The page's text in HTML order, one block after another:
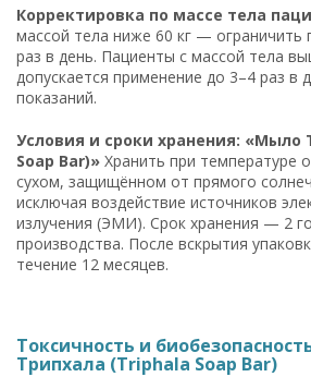
Корректировка по массе тела
массой тела ниже 60 кг — ограничить
раз в день. Пациенты с массой тела
допускается применение до 3–4 раз в
показаний.
Условия и сроки хранения: «Мыло
Soap Bar)» Хранить при температуре
сухом, защищённом от прямого
исключая воздействие источников
излучения (ЭМИ). Срок хранения — 2
производства. После вскрытия
течение 12 месяцев.
Токсичность и
Трипхала (Triphala Soap Bar)